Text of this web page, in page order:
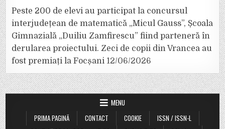
Peste 200 de elevi au participat la concursul
interjudețean de matematică „Micul Gauss”, Școala
Gimnazială „Duiliu Zamfirescu” fiind parteneră în
derularea proiectului. Zeci de copii din Vrancea au
fost premiați la Focșani 12/06/2026
MENU
PRIMA PAGINĂ
CONTACT COOKIE
ISSN / ISSN-L